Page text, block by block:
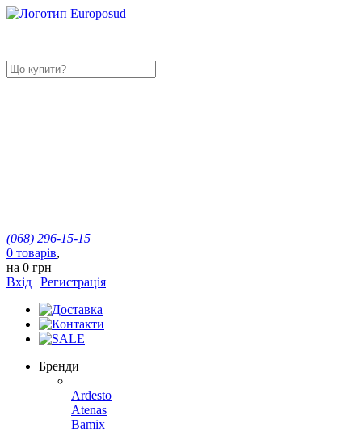
(068) 296-15-15
0 товарів,
на 0 грн
Вхід | Регистрація
Бренди
Ardesto
Atenas
Bamix